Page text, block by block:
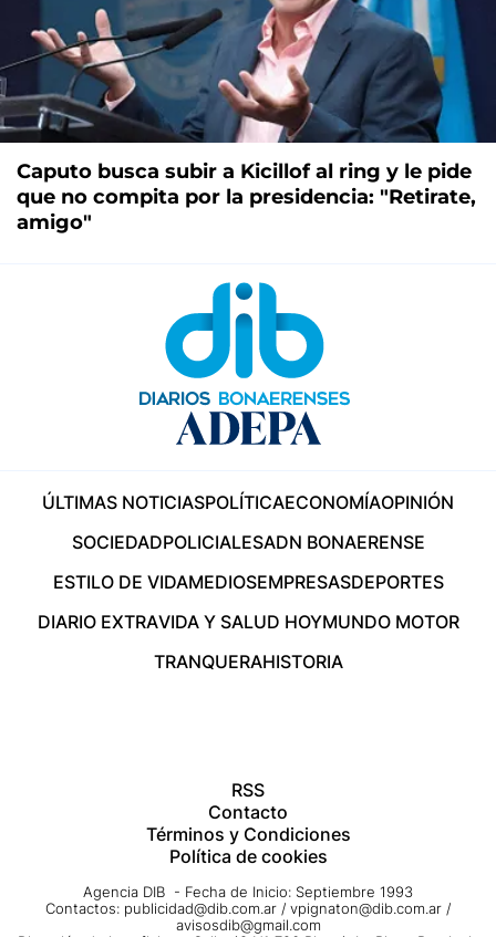
Caputo busca subir a Kicillof al ring y le pide
que no compita por la presidencia: "Retirate,
amigo"
ÚLTIMAS NOTICIASPOLÍTICAECONOMÍAOPINIÓN
SOCIEDADPOLICIALESADN BONAERENSE
ESTILO DE VIDAMEDIOSEMPRESASDEPORTES
DIARIO EXTRAVIDA Y SALUD HOYMUNDO MOTOR
TRANQUERAHISTORIA
RSS
Contacto
Términos y Condiciones
Política de cookies
Agencia DIB - Fecha de Inicio: Septiembre 1993
Contactos: publicidad@dib.com.ar / vpignaton@dib.com.ar /
avisosdib@gmail.com